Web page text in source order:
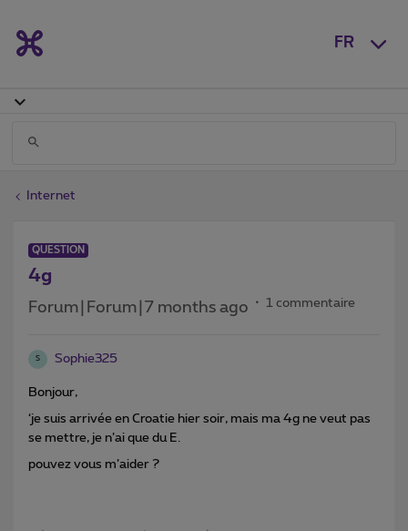
FR
Internet
QUESTION
4g
Forum|Forum|7 months ago 1 commentaire
S Sophie325
Bonjour,
‘je suis arrivée en Croatie hier soir, mais ma 4g ne veut pas
se mettre, je n’ai que du E.
pouvez vous m’aider ?